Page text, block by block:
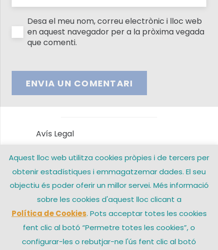
Desa el meu nom, correu electrònic i lloc web
en aquest navegador per a la pròxima vegada
que comenti.
ENVIA UN COMENTARI
Avís Legal
Política de privacitat
Política de Cookies
Contacte
© 2026 Arxiprestat Santa Coloma de Gramenet – Una web de
Aquest lloc web utilitza cookies pròpies i de tercers per
obtenir estadístiques i emmagatzemar dades. El seu
objectiu és poder oferir un millor servei. Més informació
sobre les cookies d'aquest lloc clicant a
Política de Cookies. Pots acceptar totes les cookies
fent clic al botó “Permetre totes les cookies”, o
configurar-les o rebutjar-ne l'ús fent clic al botó